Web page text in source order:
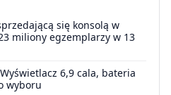
się konsolą w
miliony egzemplarzy w 13
6,9 cala, bateria
wyboru